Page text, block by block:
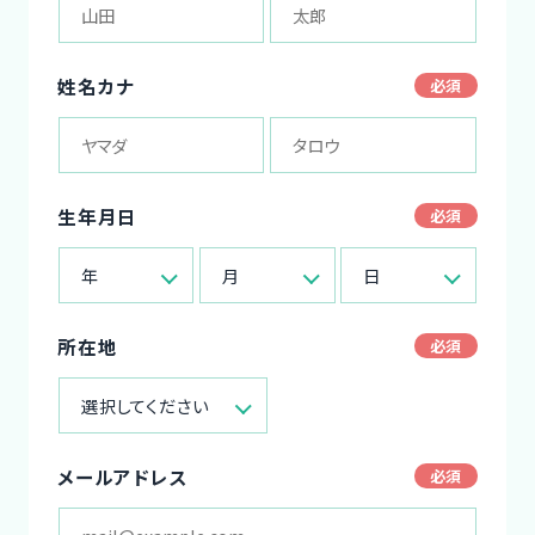
姓名カナ
生年月日
年 月 日
所在地
選択してください
メールアドレス